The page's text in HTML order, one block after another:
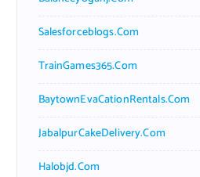
Salesforceblogs.com
TrainGames365.com
BaytownEvaCationRentals.com
JabalpurCakeDelivery.com
Halobjd.com